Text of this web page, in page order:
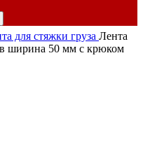
для стяжки груза Лента
ширина 50 мм с крюком